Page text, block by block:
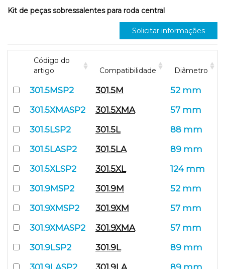
Kit de peças sobressalentes para roda central
Solicitar informações
Código do
artigo
Compatibilidade Diâmetro
301.5MSP2 301.5M 52 mm
301.5XMASP2
301.5XMA 57 mm
301.5LSP2
301.5L 88 mm
301.5LASP2
301.5LA 89 mm
301.5XLSP2
301.5XL 124 mm
301.9MSP2
301.9M 52 mm
301.9XMSP2
301.9XM 57 mm
301.9XMASP2
301.9XMA 57 mm
301.9LSP2
301.9L 89 mm